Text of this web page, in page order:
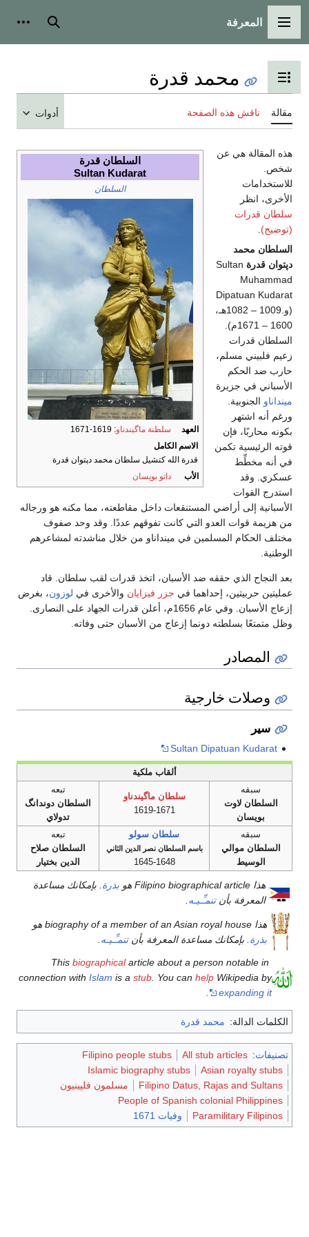
القائمة الرئيسية
المعرفة بحث
تبديل عرض جدول المحتويات
محمد قدرة
مقالة ناقش هذه الصفحة أدوات
السلطان قدرة
Sultan Kudarat
السلطان
العهد سلطنة ماگيندناو: 1619-1671
الاسم الكامل
قدرة الله كتشيل سلطان محمد دپتوان قدرة
الأب
داتو بويسان
هذه المقالة هي عن
شخص.
للاستخدامات
الأخرى، انظر
سلطان قدرات
(توضيح)
السلطان محمد
دپتوان قدرة Sultan
Muhammad
Dipatuan Kudarat
(و.1009 – 1082هـ،
1600 – 1671م).
السلطان قدرات
زعيم فلبيني مسلم،
حارب ضد الحكم
الأسباني في جزيرة
مينداناو الجنوبية.
ورغم أنه اشتهر
بكونه محاربًا، فإن
قوته الرئيسية تكمن
في أنه مخطِّط
عسكري. وقد
استدرج القوات
الأسبانية إلى أراضي المستنقعات داخل مقاطعته، مما مكنه هو ورجاله
من هزيمة قوات العدو التي كانت تفوقهم عددًا. وقد وحد صفوف
مختلف الحكام المسلمين في مينداناو من خلال مناشدته لمشاعرهم
الوطنية.
بعد النجاح الذي حققه ضد الأسبان، اتخذ قدرات لقب سلطان. قاد
عمليتين حربيتين، إحداهما في جزر فيزايان والأخرى في لوزون، بغرض
إزعاج الأسبان. وفي عام 1656م، أعلن قدرات الجهاد على النصارى.
وظل متمتعًا بسلطته دونما إزعاج من الأسبان حتى وفاته.
المصادر
وصلات خارجية
سير
Sultan Dipatuan Kudarat
ألقاب ملكية
سبقه
السلطان لاوت
بويسان
سلطان ماگيندناو
1619-1671
تبعه
السلطان دوندانگ
تدولاي
سبقه
السلطان موالي
الوسيط
سلطان سولو
باسم السلطان نصر الدين الثاني
1645-1648
تبعه
السلطان صلاح
الدين بختيار
هذا Filipino biographical article هو بذرة. بإمكانك مساعدة
المعرفة بأنتنمـِّـيـه.
هذا biography of a member of an Asian royal house هو
بذرة. بإمكانك مساعدة المعرفة بأنتنمـِّـيـه.
biographicalarticle about a person notable in
connection with Islam is a stub. You can help Wikipedia by
expanding it
.
الكلمات الدالة: محمد قدرة
تصنيفات:
All stub articles
Filipino people stubs
Asian royalty stubs
Islamic biography stubs
Filipino Datus, Rajas and Sultans
مسلمون فلپينيون
People of Spanish colonial Philippines
Paramilitary Filipinos
وفيات 1671